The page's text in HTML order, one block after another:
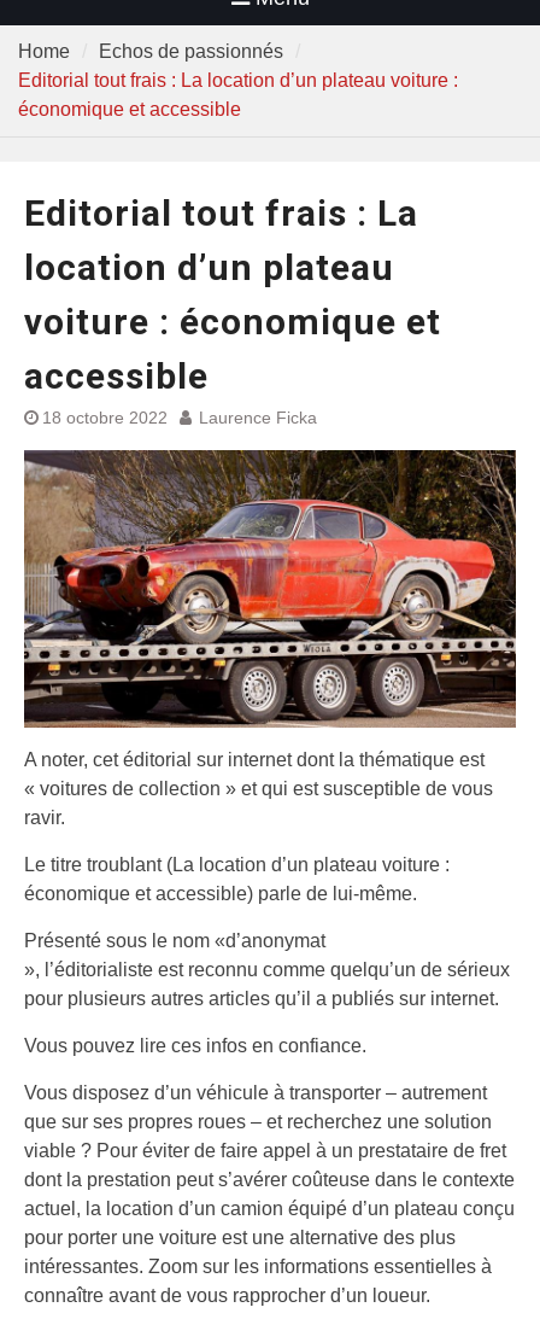
Home
Echos de passionnés
Editorial tout frais : La location d’un plateau voiture :
économique et accessible
Editorial tout frais : La
location d’un plateau
voiture : économique et
accessible
18 octobre 2022 Laurence Ficka
A noter, cet éditorial sur internet dont la thématique est
« voitures de collection » et qui est susceptible de vous
ravir.
Le titre troublant (La location d’un plateau voiture :
économique et accessible) parle de lui-même.
Présenté sous le nom «d’anonymat
», l’éditorialiste est reconnu comme quelqu’un de sérieux
pour plusieurs autres articles qu’il a publiés sur internet.
Vous pouvez lire ces infos en confiance.
Vous disposez d’un véhicule à transporter – autrement
que sur ses propres roues – et recherchez une solution
viable ? Pour éviter de faire appel à un prestataire de fret
dont la prestation peut s’avérer coûteuse dans le contexte
actuel, la location d’un camion équipé d’un plateau conçu
pour porter une voiture est une alternative des plus
intéressantes. Zoom sur les informations essentielles à
connaître avant de vous rapprocher d’un loueur.